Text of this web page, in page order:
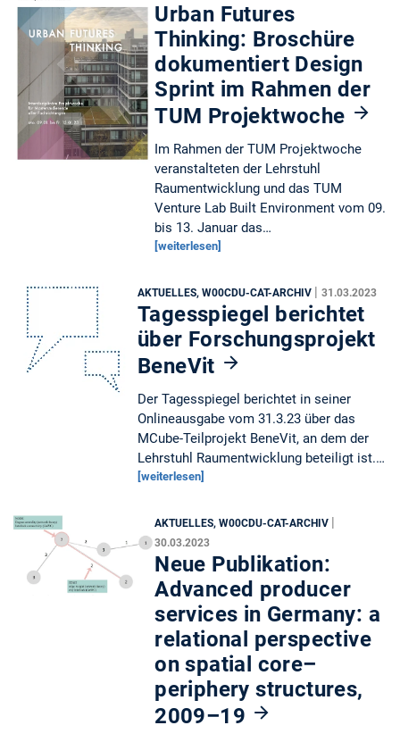
Urban Futures
Thinking: Broschüre
dokumentiert Design
Sprint im Rahmen der
TUM Projektwoche
Im Rahmen der TUM Projektwoche
veranstalteten der Lehrstuhl
Raumentwicklung und das TUM
Venture Lab Built Environment vom 09.
bis 13. Januar das…
[weiterlesen]
AKTUELLES, W00CDU-CAT-ARCHIV | 31.03.2023
Tagesspiegel berichtet
über Forschungsprojekt
BeneVit
Der Tagesspiegel berichtet in seiner
Onlineausgabe vom 31.3.23 über das
MCube-Teilprojekt BeneVit, an dem der
Lehrstuhl Raumentwicklung beteiligt ist.…
[weiterlesen]
AKTUELLES, W00CDU-CAT-ARCHIV |
30.03.2023
Neue Publikation:
Advanced producer
services in Germany: a
relational perspective
on spatial core–
periphery structures,
2009–19